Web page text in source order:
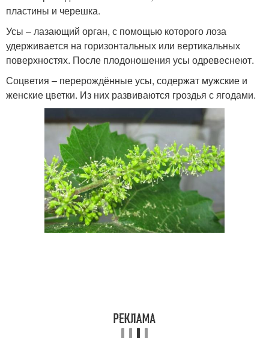
пластины и черешка.
Усы – лазающий орган, с помощью которого лоза
удерживается на горизонтальных или вертикальных
поверхностях. После плодоношения усы одревеснеют.
Соцветия – перерождённые усы, содержат мужские и
женские цветки. Из них развиваются гроздья с ягодами.